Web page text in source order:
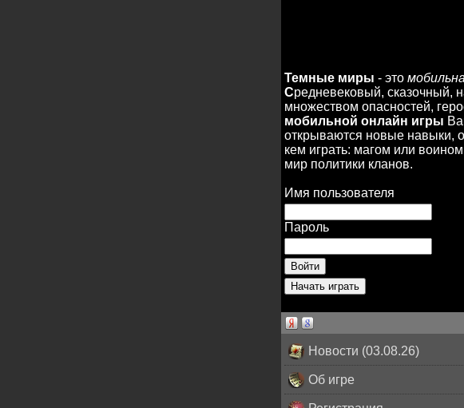
Темные миры - это
Средневековый, сказочный,
множеством опасностей,
мобильной онлайн игры
открываются новые навыки,
кем играть: магом или
мир политики кланов.
Имя пользователя
Пароль
Новости (03.08.26)
Об игре